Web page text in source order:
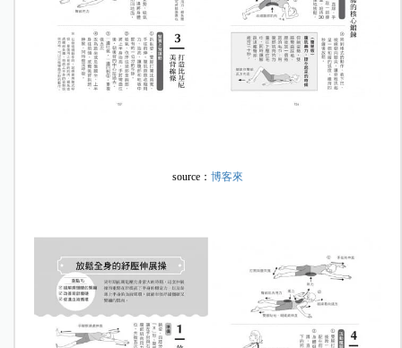
source： 博客來